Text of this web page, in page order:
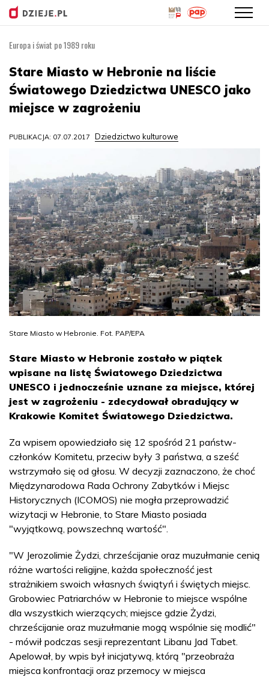
treści
Europa i świat po 1989 roku
Stare Miasto w Hebronie na liście
Światowego Dziedzictwa UNESCO jako
miejsce w zagrożeniu
PUBLIKACJA: 07.07.2017 Dziedzictwo kulturowe
Stare Miasto w Hebronie. Fot. PAP/EPA
Stare Miasto w Hebronie zostało w piątek
wpisane na listę Światowego Dziedzictwa
UNESCO i jednocześnie uznane za miejsce, której
jest w zagrożeniu - zdecydował obradujący w
Krakowie Komitet Światowego Dziedzictwa.
Za wpisem opowiedziało się 12 spośród 21 państw-
członków Komitetu, przeciw były 3 państwa, a sześć
wstrzymało się od głosu. W decyzji zaznaczono, że choć
Międzynarodowa Rada Ochrony Zabytków i Miejsc
Historycznych (ICOMOS) nie mogła przeprowadzić
wizytacji w Hebronie, to Stare Miasto posiada
"wyjątkową, powszechną wartość".
"W Jerozolimie Żydzi, chrześcijanie oraz muzułmanie cenią
różne wartości religijne, każda społeczność jest
strażnikiem swoich własnych świątyń i świętych miejsc.
Grobowiec Patriarchów w Hebronie to miejsce wspólne
dla wszystkich wierzących; miejsce gdzie Żydzi,
chrześcijanie oraz muzułmanie mogą wspólnie się modlić"
- mówił podczas sesji reprezentant Libanu Jad Tabet.
Apelował, by wpis był inicjatywą, którą "przeobraża
miejsca konfrontacji oraz przemocy w miejsca